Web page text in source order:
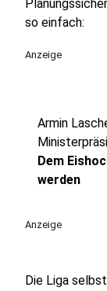
so einfach:
Anzeige
Armin
Dem
werden
Anzeige
Die Liga